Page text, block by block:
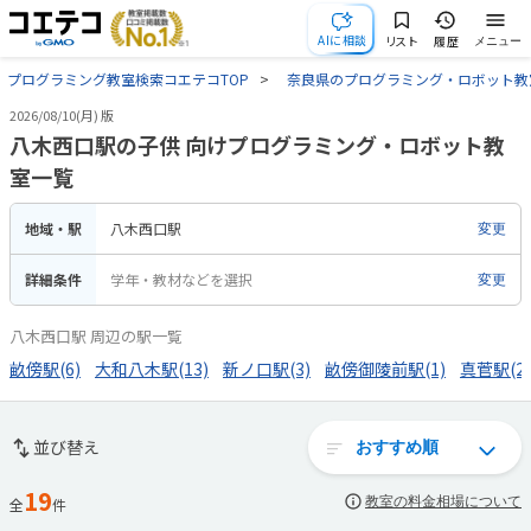
AIに相談 リスト 履歴 メニュー
プログラミング教室検索コエテコTOP 奈良県のプログラミング・ロボット
2026/08/10(月) 版
八木西口駅の子供 向けプログラミング・ロボット教
室一覧
地域・駅 八木西口駅 変更
詳細条件 学年・教材などを選択 変更
八木西口駅 周辺の駅一覧
畝傍駅(6) 大和八木駅(13) 新ノ口駅(3) 畝傍御陵前駅(1) 真菅駅(2)
並び替え
全19件 教室の料金相場について